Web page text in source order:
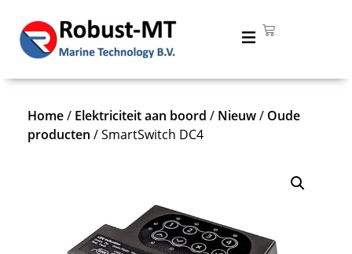
Home/ Elektriciteit aan boord / Nieuw/ Oude
producten / SmartSwitch DC4